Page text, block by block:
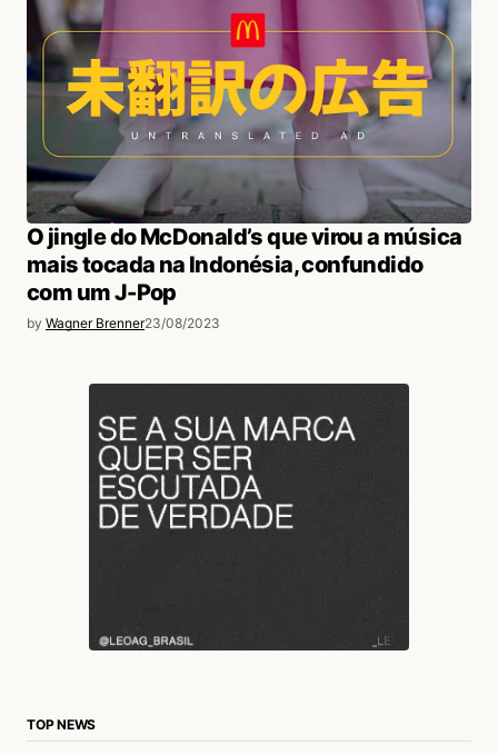
O jingle do McDonald’s que virou a música
mais tocada na Indonésia, confundido
com um J-Pop
by Wagner Brenner23/08/2023
TOP NEWS